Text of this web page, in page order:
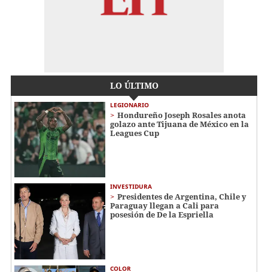
LO ÚLTIMO
LEGIONARIO
Hondureño Joseph Rosales anota
golazo ante Tijuana de México en la
Leagues Cup
INVESTIDURA
Presidentes de Argentina, Chile y
Paraguay llegan a Cali para
posesión de De la Espriella
COLOR